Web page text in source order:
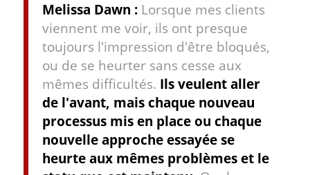
Melissa Dawn :Lorsque mes clients
viennent me voir, ils ont presque
toujours l'impression d'être bloqués,
ou de se heurter sans cesse aux
mêmes difficultés. Ils veulent aller
de l'avant, mais chaque nouveau
processus mis en place ou chaque
nouvelle approche essayée se
heurte aux mêmes problèmes et le